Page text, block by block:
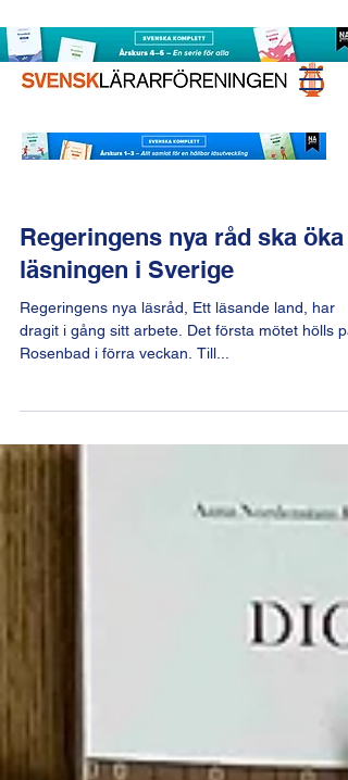
Regeringens nya råd ska öka
läsningen i Sverige
Regeringens nya läsråd, Ett läsande land, har
dragit i gång sitt arbete. Det första mötet hölls på
Rosenbad i förra veckan. Till...